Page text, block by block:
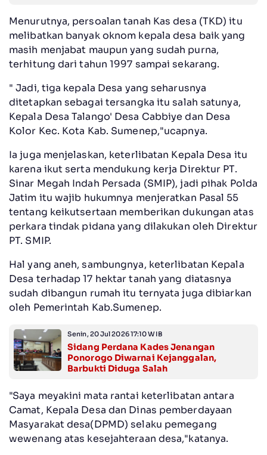
Menurutnya, persoalan tanah Kas desa (TKD) itu
melibatkan banyak oknom kepala desa baik yang
masih menjabat maupun yang sudah purna,
terhitung dari tahun 1997 sampai sekarang.
" Jadi, tiga kepala Desa yang seharusnya
ditetapkan sebagai tersangka itu salah satunya,
Kepala Desa Talango' Desa Cabbiye dan Desa
Kolor Kec. Kota Kab. Sumenep,"ucapnya.
Ia juga menjelaskan, keterlibatan Kepala Desa itu
karena ikut serta mendukung kerja Direktur PT.
Sinar Megah Indah Persada (SMIP), jadi pihak Polda
Jatim itu wajib hukumnya menjeratkan Pasal 55
tentang keikutsertaan memberikan dukungan atas
perkara tindak pidana yang dilakukan oleh Direktur
PT. SMIP.
Hal yang aneh, sambungnya, keterlibatan Kepala
Desa terhadap 17 hektar tanah yang diatasnya
sudah dibangun rumah itu ternyata juga dibiarkan
oleh Pemerintah Kab.Sumenep.
Senin, 20 Jul 2026 17:10 WIB
Sidang Perdana Kades Jenangan
Ponorogo Diwarnai Kejanggalan,
Barbukti Diduga Salah
"Saya meyakini mata rantai keterlibatan antara
Camat, Kepala Desa dan Dinas pemberdayaan
Masyarakat desa(DPMD) selaku pemegang
wewenang atas kesejahteraan desa,"katanya.